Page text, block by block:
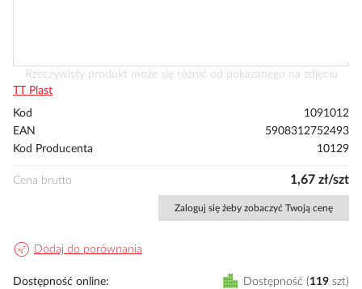
Przejdź
na
początek
Rzeczywisty produkt może się różnić od pokazanego na zdjęciu
TT Plast
Kod
1091012
EAN
5908312752493
Kod Producenta
10129
Cena brutto 1,67 zł/szt
Zaloguj się żeby zobaczyć Twoją cenę
Dodaj do porównania
Dostępność online Dostępność 119 szt